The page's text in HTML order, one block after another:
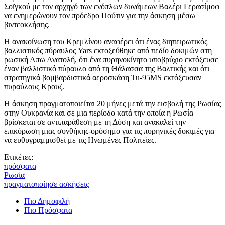
Σοϊγκού με τον αρχηγό των ενόπλων δυνάμεων Βαλέρι Γερασίμοφ
να ενημερώνουν τον πρόεδρο Πούτιν για την άσκηση μέσω
βιντεοκλήσης.
Η ανακοίνωση του Κρεμλίνου αναφέρει ότι ένας διηπειρωτικός
βαλλιστικός πύραυλος Yars εκτοξεύθηκε από πεδίο δοκιμών στη
ρωσική Απω Ανατολή, ότι ένα πυρηνοκίνητο υποβρύχιο εκτόξευσε
έναν βαλλιστικό πύραυλο από τη Θάλασσα της Βαλτικής και ότι
στρατηγικά βομβαρδιστικά αεροσκάφη Tu-95MS εκτόξευσαν
πυραύλους Κρουζ.
Η άσκηση πραγματοποιείται 20 μήνες μετά την εισβολή της Ρωσίας
στην Ουκρανία και σε μια περίοδο κατά την οποία η Ρωσία
βρίσκεται σε αντιπαράθεση με τη Δύση και ανακαλεί την
επικύρωση μιας συνθήκης-ορόσημο για τις πυρηνικές δοκιμές για
να ευθυγραμμισθεί με τις Ηνωμένες Πολιτείες.
Ετικέτες:
πρόσφατα
Ρωσία
πραγματοποίησε ασκήσεις
Πιο Δημοφιλή
Πιο Πρόσφατα